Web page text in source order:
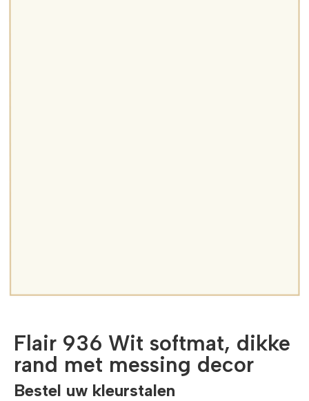
Flair 936 Wit softmat, dikke
rand met messing decor
Bestel uw kleurstalen